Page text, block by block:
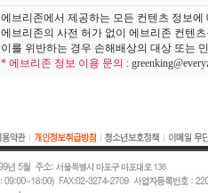
에브리존에서 제공하는 모든 컨텐츠 정보
에브리존의 사전 허가 없이 에브리존 컨텐
이를 위반하는 경우 손해배상의 대상 또는
* 에브리존 정보 이용 문의 :